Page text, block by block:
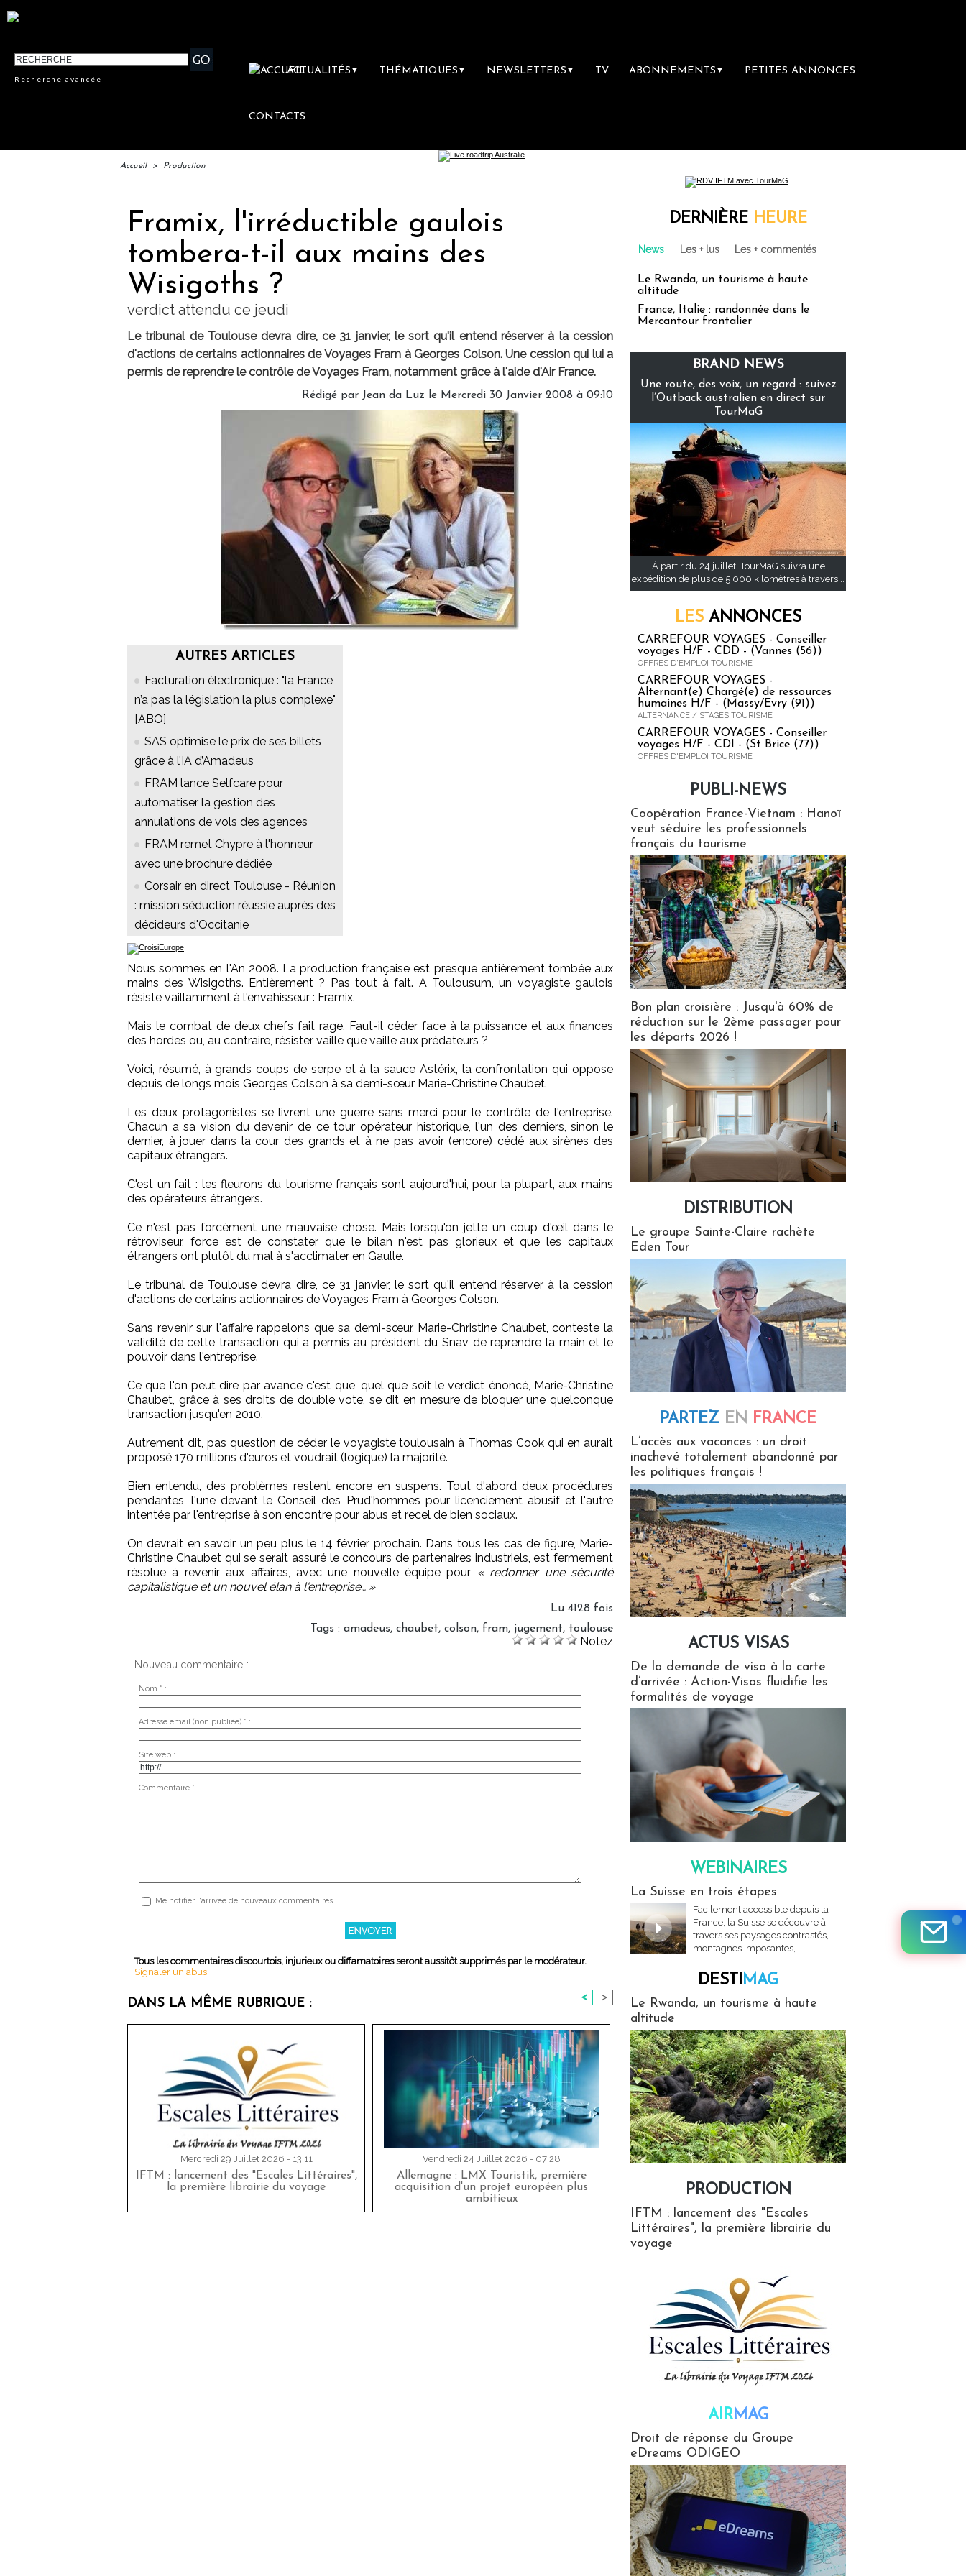
Recherche avancée
ACTUALITÉS ▼ THÉMATIQUES ▼ NEWSLETTERS ▼ TV ABONNEMENTS ▼ PETITES ANNONCES
CONTACTS
Accueil > Production
Framix, l'irréductible gaulois
tombera-t-il aux mains des
Wisigoths ?
verdict attendu ce jeudi
Le tribunal de Toulouse devra dire, ce 31 janvier, le sort qu'il entend réserver à la cession
d'actions de certains actionnaires de Voyages Fram à Georges Colson. Une cession qui lui a
permis de reprendre le contrôle de Voyages Fram, notamment grâce à l'aide d'Air France.
Rédigé par Jean da Luz le Mercredi 30 Janvier 2008 à 09:10
AUTRES ARTICLES
Facturation électronique : "la France
n’a pas la législation la plus complexe"
[ABO]
SAS optimise le prix de ses billets
grâce à l’IA d’Amadeus
FRAM lance Selfcare pour
automatiser la gestion des
annulations de vols des agences
FRAM remet Chypre à l'honneur
avec une brochure dédiée
Corsair en direct Toulouse - Réunion
: mission séduction réussie auprès des
décideurs d'Occitanie
Nous sommes en l'An 2008. La production française est presque entièrement tombée aux
mains des Wisigoths. Entièrement ? Pas tout à fait. A Toulousum, un voyagiste gaulois
résiste vaillamment à l'envahisseur : Framix.
Mais le combat de deux chefs fait rage. Faut-il céder face à la puissance et aux finances
des hordes ou, au contraire, résister vaille que vaille aux prédateurs ?
Voici, résumé, à grands coups de serpe et à la sauce Astérix, la confrontation qui oppose
depuis de longs mois Georges Colson à sa demi-sœur Marie-Christine Chaubet.
Les deux protagonistes se livrent une guerre sans merci pour le contrôle de l'entreprise.
Chacun a sa vision du devenir de ce tour opérateur historique, l'un des derniers, sinon le
dernier, à jouer dans la cour des grands et à ne pas avoir (encore) cédé aux sirènes des
capitaux étrangers.
C'est un fait : les fleurons du tourisme français sont aujourd'hui, pour la plupart, aux mains
des opérateurs étrangers.
Ce n'est pas forcément une mauvaise chose. Mais lorsqu'on jette un coup d'œil dans le
rétroviseur, force est de constater que le bilan n'est pas glorieux et que les capitaux
étrangers ont plutôt du mal à s'acclimater en Gaulle.
Le tribunal de Toulouse devra dire, ce 31 janvier, le sort qu'il entend réserver à la cession
d'actions de certains actionnaires de Voyages Fram à Georges Colson.
Sans revenir sur l'affaire rappelons que sa demi-sœur, Marie-Christine Chaubet, conteste la
validité de cette transaction qui a permis au président du Snav de reprendre la main et le
pouvoir dans l'entreprise.
Ce que l'on peut dire par avance c'est que, quel que soit le verdict énoncé, Marie-Christine
Chaubet, grâce à ses droits de double vote, se dit en mesure de bloquer une quelconque
transaction jusqu'en 2010.
Autrement dit, pas question de céder le voyagiste toulousain à Thomas Cook qui en aurait
proposé 170 millions d'euros et voudrait (logique) la majorité.
Bien entendu, des problèmes restent encore en suspens. Tout d'abord deux procédures
pendantes, l'une devant le Conseil des Prud'hommes pour licenciement abusif et l'autre
intentée par l'entreprise à son encontre pour abus et recel de bien sociaux.
On devrait en savoir un peu plus le 14 février prochain. Dans tous les cas de figure, Marie-
Christine Chaubet qui se serait assuré le concours de partenaires industriels, est fermement
résolue à revenir aux affaires, avec une nouvelle équipe pour « redonner une sécurité
capitalistique et un nouvel élan à l'entreprise… »
Lu 4128 fois
Tags : amadeus, chaubet, colson, fram, jugement, toulouse
Notez
Nouveau commentaire :
Nom * :
Adresse email (non publiée) * :
Site web :
Commentaire * :
Me notifier l'arrivée de nouveaux commentaires
Tous les commentaires discourtois, injurieux ou diffamatoires seront aussitôt supprimés par le modérateur.
Signaler un abus
DANS LA MÊME RUBRIQUE : < >
Mercredi 29 Juillet 2026 - 13:11
IFTM : lancement des "Escales Littéraires",
la première librairie du voyage
Vendredi 24 Juillet 2026 - 07:28
Allemagne : LMX Touristik, première
acquisition d'un projet européen plus
ambitieux
DERNIÈRE HEURE
News Les + lus Les + commentés
Le Rwanda, un tourisme à haute
altitude
France, Italie : randonnée dans le
Mercantour frontalier
BRAND NEWS
Une route, des voix, un regard : suivez
l’Outback australien en direct sur
TourMaG
À partir du 24 juillet, TourMaG suivra une
expédition de plus de 5 000 kilomètres à travers...
LES ANNONCES
CARREFOUR VOYAGES - Conseiller
voyages H/F - CDD - (Vannes (56))
OFFRES D'EMPLOI TOURISME
CARREFOUR VOYAGES -
Alternant(e) Chargé(e) de ressources
humaines H/F - (Massy/Evry (91))
ALTERNANCE / STAGES TOURISME
CARREFOUR VOYAGES - Conseiller
voyages H/F - CDI - (St Brice (77))
OFFRES D'EMPLOI TOURISME
PUBLI-NEWS
Coopération France-Vietnam : Hanoï
veut séduire les professionnels
français du tourisme
Bon plan croisière : Jusqu'à 60% de
réduction sur le 2ème passager pour
les départs 2026 !
DISTRIBUTION
Le groupe Sainte-Claire rachète
Eden Tour
PARTEZ EN FRANCE
L’accès aux vacances : un droit
inachevé totalement abandonné par
les politiques français !
ACTUS VISAS
De la demande de visa à la carte
d’arrivée : Action-Visas fluidifie les
formalités de voyage
WEBINAIRES
La Suisse en trois étapes
Facilement accessible depuis la
France, la Suisse se découvre à
travers ses paysages contrastés,
montagnes imposantes,...
DESTIMAG
Le Rwanda, un tourisme à haute
altitude
PRODUCTION
IFTM : lancement des "Escales
Littéraires", la première librairie du
voyage
AIRMAG
Droit de réponse du Groupe
eDreams ODIGEO